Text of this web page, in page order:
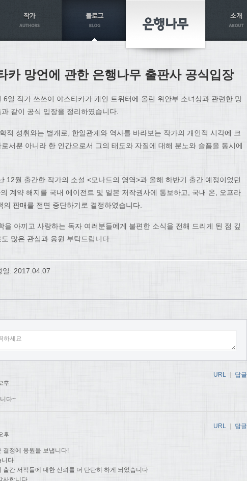
카 망언에 관한 은행나무 출판사 공식입장
6일 작가 쓰쓰이 야스타카가 개인 트위터에 올린 위안부 소녀상과 관련한 망
같이 공식 입장을 정리하였습니다.
적 성취와는 별개로, 한일관계와 역사를 바라보는 작가의 개인적 시각에 크
서뿐 아니라 한 인간으로서 그의 태도와 자질에 대해 분노와 슬픔을 동시에
12월 출간한 작가의 소설 <모나드의 영역>과 올해 하반기 출간 예정이었던
계약 해지를 국내 에이전트 및 일본 저작권사에 통보하고, 국내 온, 오프라
의 판매를 전면 중단하기로 결정하였습니다.
을 아끼고 사랑하는 독자 여러분들에게 불편한 소식을 전해 드리게 된 점 깊
많은 관심과 응원 부탁드립니다.
일: 2017.04.07
후
다~
URL | 답글
후
결정에 응원을 보냅니다!
니다
출간 서적들에 대한 신뢰를 더 단단히 하게 되었습니다
사합니다
URL | 답글